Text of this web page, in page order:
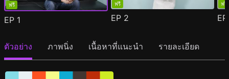
ฟรี
EP 1
ฟรี
EP 2
ฟรี
ตัวอย่าง ภาพนิ่ง เนื้อหาที่แนะนำ รายละเอียด